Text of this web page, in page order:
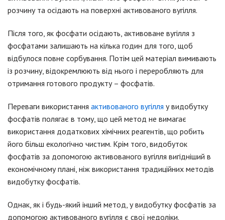
розчину та осідають на поверхні активованого вугілля.
Після того, як фосфати осідають, активоване вугілля з
фосфатами залишають на кілька годин для того, щоб
відбулося повне сорбування. Потім цей матеріал вимивають
із розчину, відокремлюють від нього і переробляють для
отримання готового продукту – фосфатів.
Переваги використання активованого вугілля у видобутку
фосфатів полягає в тому, що цей метод не вимагає
використання додаткових хімічних реагентів, що робить
його більш екологічно чистим. Крім того, видобуток
фосфатів за допомогою активованого вугілля вигідніший в
економічному плані, ніж використання традиційних методів
видобутку фосфатів.
Однак, як і будь-який інший метод, у видобутку фосфатів за
допомогою активованого вугілля є свої недоліки.